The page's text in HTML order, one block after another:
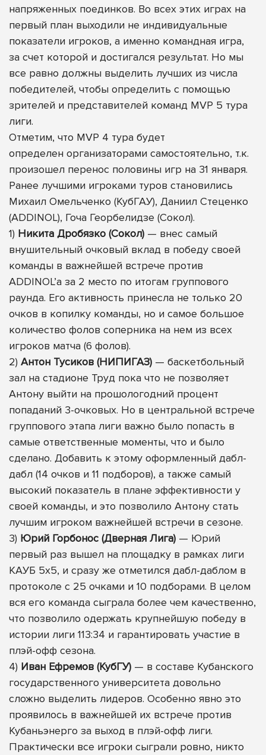
напряженных поединков. Во всех этих играх на
первый план выходили не индивидуальные
показатели игроков, а именно командная игра,
за счет которой и достигался результат. Но мы
все равно должны выделить лучших из числа
победителей, чтобы определить с помощью
зрителей и представителей команд MVP 5 тура
лиги.
Отметим, что MVP 4 тура будет
определен организаторами самостоятельно, т.к.
произошел перенос половины игр на 31 января.
Ранее лучшими игроками туров становились
Михаил Омельченко (КубГАУ), Даниил Стеценко
(ADDINOL), Гоча Георбелидзе (Сокол).
1) Никита Дробязко (Сокол) — внес самый
внушительный очковый вклад в победу своей
команды в важнейшей встрече против
ADDINOL’а за 2 место по итогам группового
раунда. Его активность принесла не только 20
очков в копилку команды, но и самое большое
количество фолов соперника на нем из всех
игроков матча (6 фолов).
2) Антон Тусиков (НИПИГАЗ) — баскетбольный
зал на стадионе Труд пока что не позволяет
Антону выйти на прошологодний процент
попаданий 3-очковых. Но в центральной встрече
группового этапа лиги важно было попасть в
самые ответственные моменты, что и было
сделано. Добавить к этому оформленный дабл-
дабл (14 очков и 11 подборов), а также самый
высокий показатель в плане эффективности у
своей команды, и это позволило Антону стать
лучшим игроком важнейшей встречи в сезоне.
3) Юрий Горбонос (Дверная Лига) — Юрий
первый раз вышел на площадку в рамках лиги
КАУБ 5х5, и сразу же отметился дабл-даблом в
протоколе с 25 очками и 10 подборами. В целом
вся его команда сыграла более чем качественно,
что позволило одержать крупнейшую победу в
истории лиги 113:34 и гарантировать участие в
плэй-офф сезона.
4) Иван Ефремов (КубГУ) — в составе Кубанского
государственного университета довольно
сложно выделить лидеров. Особенно явно это
проявилось в важнейшей их встрече против
Кубаньэнерго за выход в плэй-офф лиги.
Практически все игроки сыграли ровно, никто